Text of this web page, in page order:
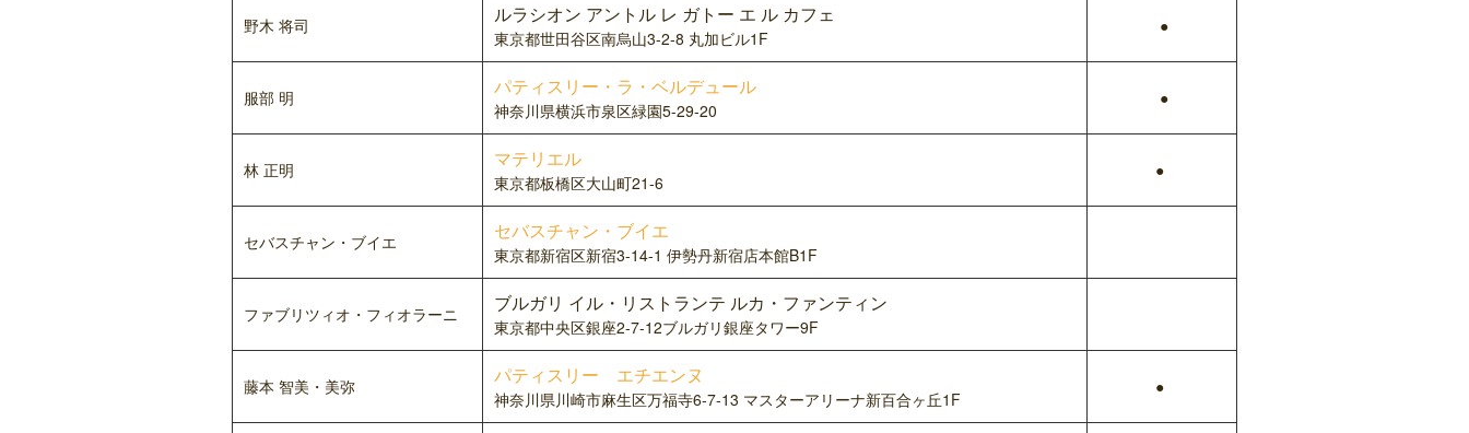
野木 将司 ルラシオン アントル レ ガトー エ ル カフェ
東京都世田谷区南烏山3-2-8 丸加ビル1F
●
服部 明 パティスリー・ラ・ベルデュール
神奈川県横浜市泉区緑園5-29-20
●
林 正明 マテリエル
東京都板橋区大山町21-6
●
セバスチャン・ブイエ セバスチャン・ブイエ
東京都新宿区新宿3-14-1 伊勢丹新宿店本館B1F
ファブリツィオ・フィオラーニ ブルガリ イル・リストランテ ルカ・ファンティン
東京都中央区銀座2-7-12ブルガリ銀座タワー9F
藤本 智美・美弥 パティスリー エチエンヌ
神奈川県川崎市麻生区万福寺6-7-13 マスターアリーナ新百合ヶ丘1F
●